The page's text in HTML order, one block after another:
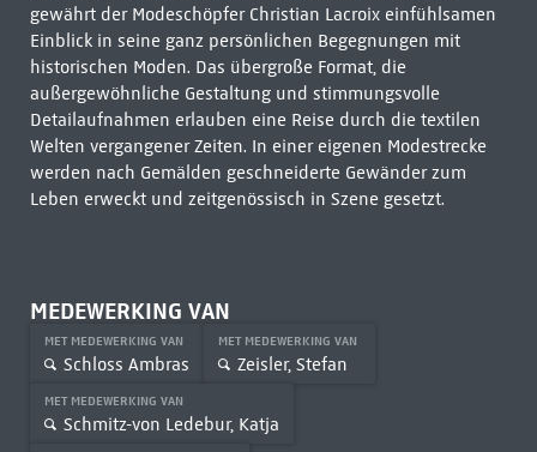
gewährt der Modeschöpfer Christian Lacroix einfühlsamen
Einblick in seine ganz persönlichen Begegnungen mit
historischen Moden. Das übergroße Format, die
außergewöhnliche Gestaltung und stimmungsvolle
Detailaufnahmen erlauben eine Reise durch die textilen
Welten vergangener Zeiten. In einer eigenen Modestrecke
werden nach Gemälden geschneiderte Gewänder zum
Leben erweckt und zeitgenössisch in Szene gesetzt.
MEDEWERKING VAN
MET MEDEWERKING VAN
Schloss Ambras
MET MEDEWERKING VAN
Zeisler, Stefan
MET MEDEWERKING VAN
Schmitz-von Ledebur, Katja